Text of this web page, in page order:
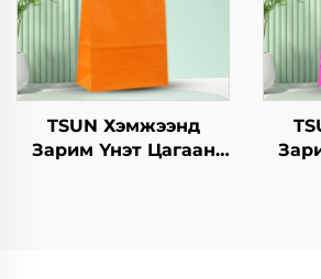
бүрдсэн дагуу, цэцэг,
хөнгөн хоолны
ашиглахад
TSUN Хэмжээнд
Зарим Үнэт Цагаан